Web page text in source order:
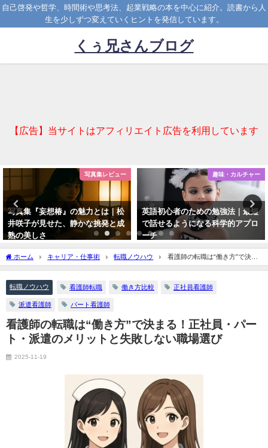
自己啓発や哲学、時間術や思考法、起業戦略の本を中心に紹介。読書から人
生を少しずつ変えていくヒントを発信しています。
くぅ兄さんブログ
【広告】当サイトはアフィリエイト広告を利用しています
趣味・カルチャー
英語初心者のための勉強法｜最短
で話せるようになる科学的アプロ
ーチ
ITライフ
Oura Ringレビュー｜睡眠管理に
最適なスマートリングの実力と
は？
ホーム キャリア・仕事術 転職ノウハウ
看護師の転職は“働き方”で決ま
る！正社員・パート・派遣のメリットと失敗しない職場選び
転職ノウハウ 看護師転職 働き方比較 正社員看護師
派遣看護師 パート看護師
看護師の転職は“働き方”で決まる！正社員・パー
ト・派遣のメリットと失敗しない職場選び
2025-11-19